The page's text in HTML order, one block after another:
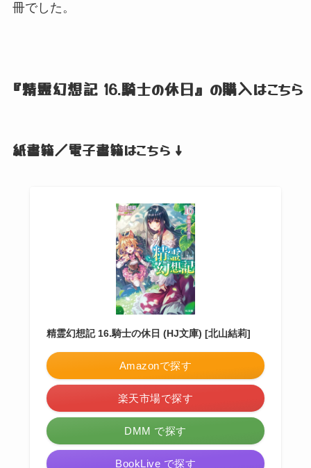
冊でした。
『精霊幻想記 16.騎士の休日』 の購入はこちら
紙書籍／電子書籍はこちら ↓
精霊幻想記 16.騎士の休日 (HJ文庫) [北山結莉]
Amazonで探す
楽天市場で探す
DMM で探す
BookLive で探す